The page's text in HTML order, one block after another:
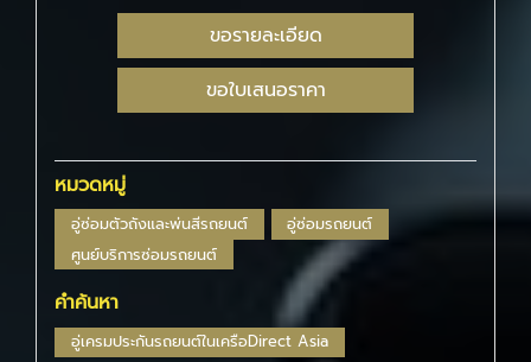
ขอรายละเอียด
ขอใบเสนอราคา
หมวดหมู่
อู่ซ่อมตัวถังและพ่นสีรถยนต์
อู่ซ่อมรถยนต์
ศูนย์บริการซ่อมรถยนต์
คำค้นหา
อู่เครมประกันรถยนต์ในเครือDirect Asia